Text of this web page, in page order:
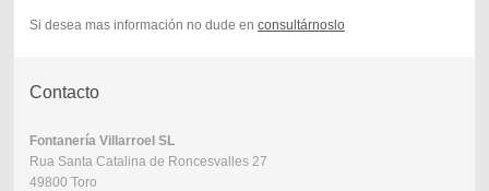
Si desea mas información no dude en consultárnoslo
Contacto
Fontanería Villarroel SL
Rua Santa Catalina de Roncesvalles 27
49800 Toro